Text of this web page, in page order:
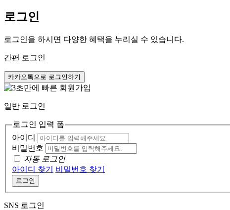
로그인
로그인을 하시면 다양한 혜택을 누리실 수 있습니다.
간편 로그인
카카오톡으로 로그인하기
일반 로그인
로그인 입력 폼
아이디
비밀번호
로그인
자동 로그인
아이디 찾기
비밀번호 찾기
SNS 로그인